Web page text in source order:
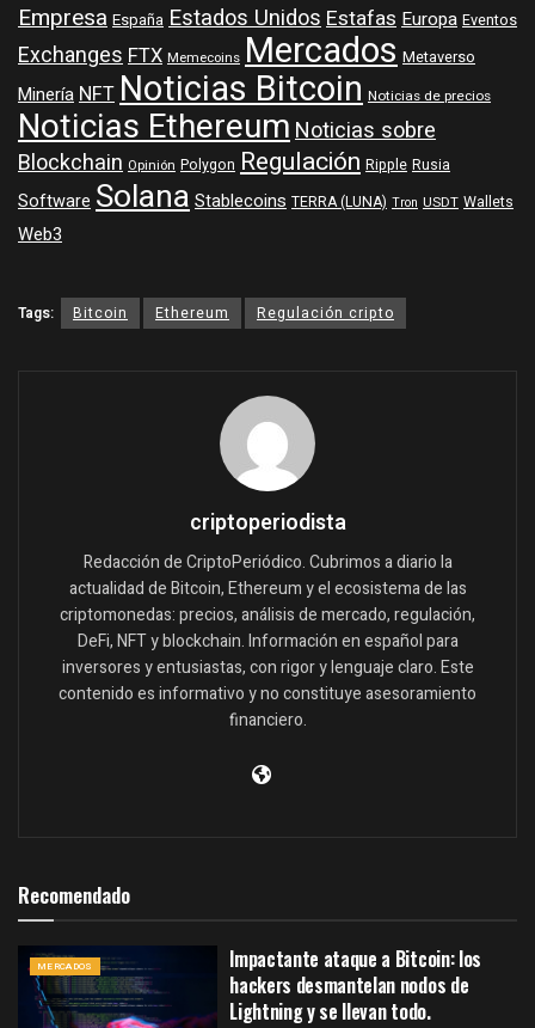
Empresa España Estados UnidosEstafasEuropa Eventos
ExchangesFTX Memecoins Mercados Metaverso
MineríaNFTNoticias Bitcoin Noticias de precios
Noticias EthereumNoticias sobre
Blockchain Opinión Polygon Regulación Ripple Rusia
SoftwareSolanaStablecoins TERRA (LUNA) Tron USDT Wallets
Web3
Tags: Bitcoin Ethereum Regulación cripto
criptoperiodista
Redacción de CriptoPeriódico. Cubrimos a diario la
actualidad de Bitcoin, Ethereum y el ecosistema de las
criptomonedas: precios, análisis de mercado, regulación,
DeFi, NFT y blockchain. Información en español para
inversores y entusiastas, con rigor y lenguaje claro. Este
contenido es informativo y no constituye asesoramiento
financiero.
Recomendado
MERCADOS
Impactante ataque a Bitcoin: los
hackers desmantelan nodos de
Lightning y se llevan todo.